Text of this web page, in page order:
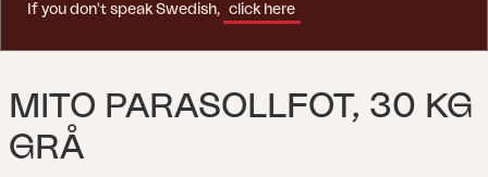
MITO PARASOLLFOT, 30 KG
GRÅ
If you don't speak Swedish, click here